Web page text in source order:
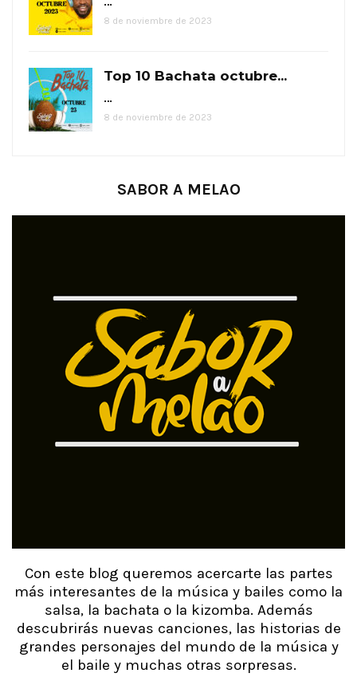
8 de noviembre de 2023
Top 10 Bachata octubre...
…
8 de noviembre de 2023
SABOR A MELAO
Con este blog queremos acercarte las partes
más interesantes de la música y bailes como la
salsa, la bachata o la kizomba. Además
descubrirás nuevas canciones, las historias de
grandes personajes del mundo de la música y
el baile y muchas otras sorpresas.